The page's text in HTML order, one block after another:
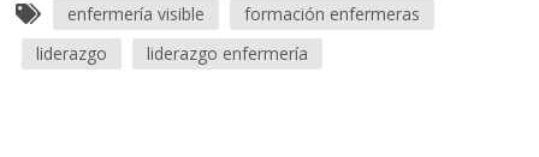
enfermería visible
formación enfermeras
liderazgo
liderazgo enfermería